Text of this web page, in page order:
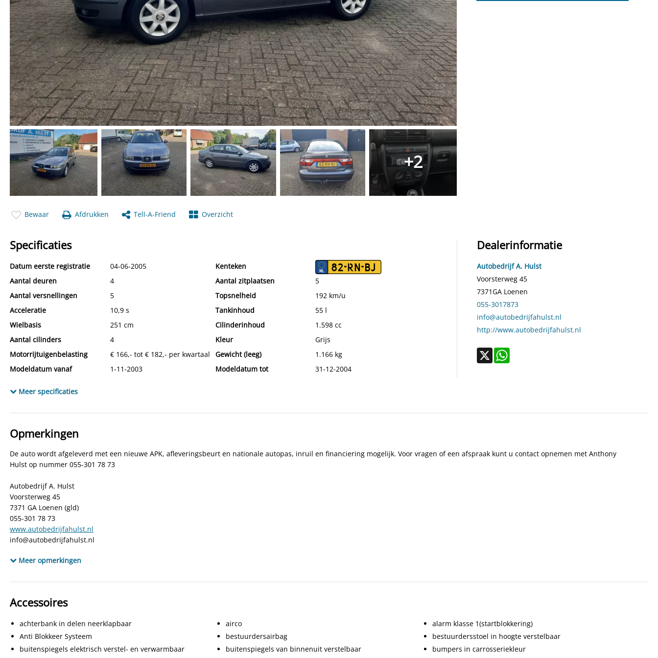
+2
Bewaar Afdrukken Tell-A-Friend Overzicht
Specificaties
Datum eerste registratie 04-06-2005 Kenteken 82-RN-BJ
Aantal deuren 4 Aantal zitplaatsen
5
Aantal versnellingen
5 Topsnelheid
192 km/u
Acceleratie
10,9 s Tankinhoud
55 l
Wielbasis
251 cm Cilinderinhoud
1.598 cc
Aantal cilinders
4 Kleur
Grijs
Motorrijtuigenbelasting
€ 166,- tot € 182,- per kwartaal Gewicht (leeg)
1.166 kg
Modeldatum vanaf
1-11-2003 Modeldatum tot
31-12-2004
Max. trekgewicht ongeremd
BTW verrekenbaar
Nee (margeregeling) Bijtellingspercentage
0%
APK
Meer specificaties
Dealerinformatie
Autobedrijf A. Hulst
Voorsterweg 45
7371GA Loenen
055-3017873
info@autobedrijfahulst.nl
http://www.autobedrijfahulst.nl
Opmerkingen
De auto wordt afgeleverd met een nieuwe APK, afleveringsbeurt en nationale autopas, inruil en financiering mogelijk. Voor vragen of een afspraak kunt u contact opnemen met Anthony
Hulst op nummer 055-301 78 73
Autobedrijf A. Hulst
Voorsterweg 45
7371 GA Loenen (gld)
055-301 78 73
www.autobedrijfahulst.nl
info@autobedrijfahulst.nl
Meer opmerkingen
Accessoires
achterbank in delen neerklapbaar airco
alarm klasse 1(startblokkering)
Anti Blokkeer Systeem
bestuurdersairbag
bestuurdersstoel in hoogte verstelbaar
buitenspiegels elektrisch verstel- en verwarmbaar
buitenspiegels van binnenuit verstelbaar
bumpers in carrosseriekleur